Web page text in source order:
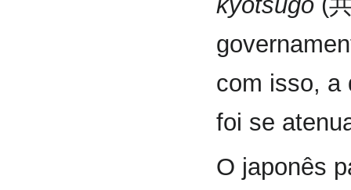
com isso, a
foi se
O japonês